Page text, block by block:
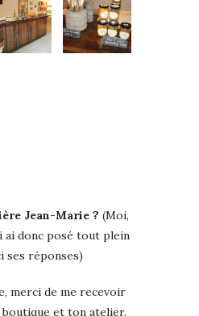
Jean-Marie ? (Moi,
ai donc posé tout plein
ses réponses)
merci de me recevoir
boutique et ton atelier.